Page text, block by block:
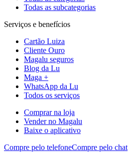
Todas as subcategorias
Serviços e benefícios
Cartão Luiza
Cliente Ouro
Magalu seguros
Blog da Lu
Maga +
WhatsApp da Lu
Todos os serviços
Comprar na loja
Vender no Magalu
Baixe o aplicativo
Compre pelo telefoneCompre pelo chat